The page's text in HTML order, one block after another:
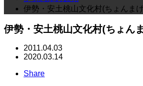
伊勢・安土桃山文化村(ちょんま
伊勢・安土桃山文化村(ちょん
2011.04.03
2020.03.14
Share